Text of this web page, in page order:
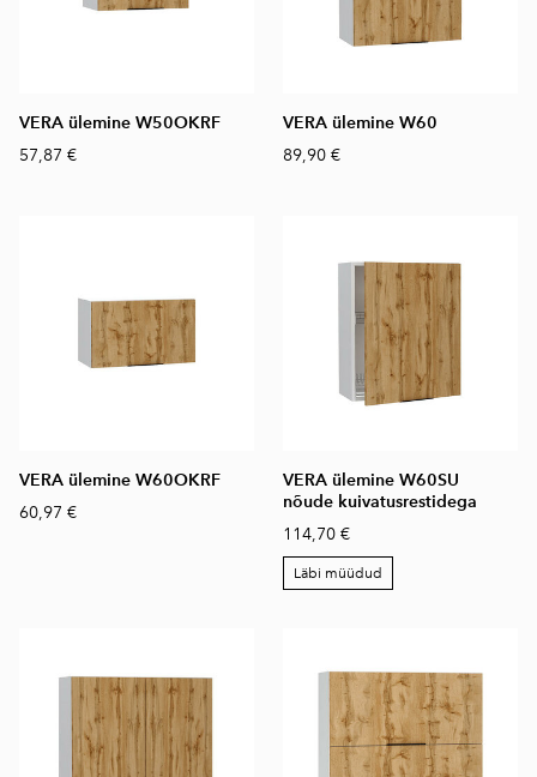
VERA ülemine W50OKRF
57,87 €
VERA ülemine W60
89,90 €
VERA ülemine W60OKRF
60,97 €
VERA ülemine W60SU
nõude kuivatusrestidega
114,70 €
Läbi müüdud